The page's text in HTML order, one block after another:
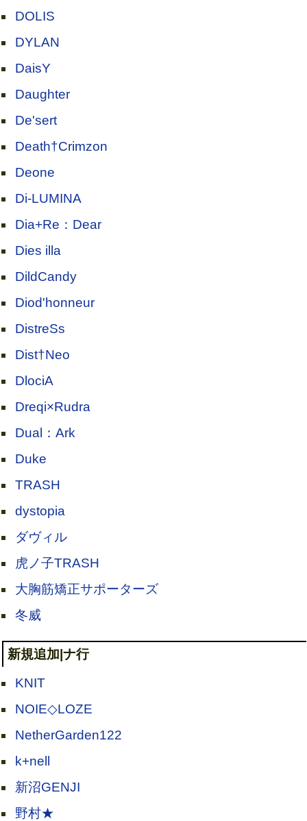
DOLIS
DYLAN
DaisY
Daughter
De'sert
Death†Crimzon
Deone
Di-LUMINA
Dia+Re：Dear
Dies illa
DildCandy
Diod'honneur
DistreSs
Dist†Neo
DlociA
Dreqi×Rudra
Dual：Ark
Duke
TRASH
dystopia
ダヴィル
虎ノ子TRASH
大胸筋矯正サポーターズ
冬威
新規追加|ナ行
KNIT
NOIE◇LOZE
NetherGarden122
k+nell
新沼GENJI
野村★